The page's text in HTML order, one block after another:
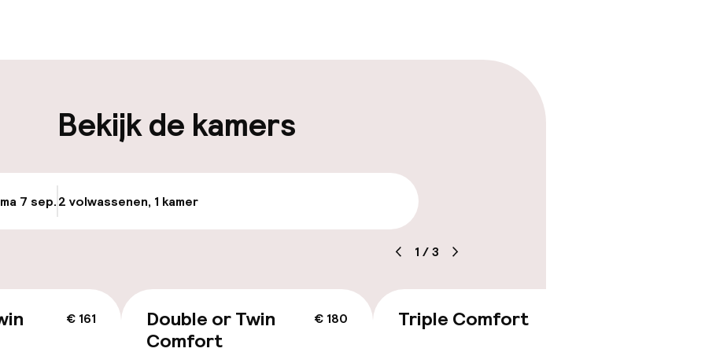
op eigen
op eigen
Openbaar parkeren
Bekijk de kamers
7 sep.2 volwassenen, 1 kamer
1 /3
€ 161 € 180
Double or Twin
Comfort
Triple Comfort